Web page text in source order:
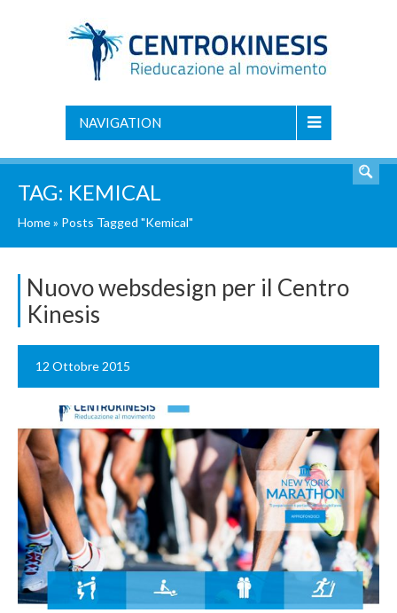
NAVIGATION
TAG: KEMICAL
Home» Posts Tagged "Kemical"
Nuovo websdesign per il Centro
Kinesis
12 Ottobre 2015